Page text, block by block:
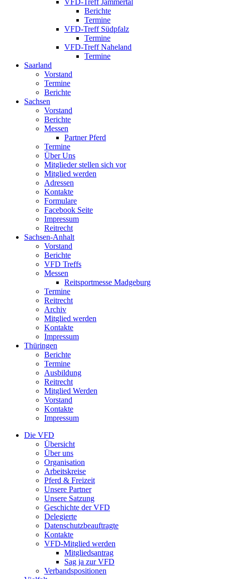
VFD-Treff Jammertal
Berichte
Termine
VFD-Treff Südpfalz
Termine
VFD-Treff Naheland
Termine
Saarland
Vorstand
Termine
Berichte
Sachsen
Vorstand
Berichte
Messen
Partner Pferd
Termine
Über Uns
Mitglieder stellen sich vor
Mitglied werden
Adressen
Kontakte
Formulare
Facebook Seite
Impressum
Reitrecht
Sachsen-Anhalt
Vorstand
Berichte
VFD Treffs
Messen
Reitsportmesse Madgeburg
Termine
Reitrecht
Archiv
Mitglied werden
Kontakte
Impressum
Thüringen
Berichte
Termine
Ausbildung
Reitrecht
Mitglied Werden
Vorstand
Kontakte
Impressum
Die VFD
Übersicht
Über uns
Organisation
Arbeitskreise
Pferd & Freizeit
Unsere Partner
Unsere Satzung
Geschichte der VFD
Delegierte
Datenschutzbeauftragte
Kontakte
VFD-Mitglied werden
Mitgliedsantrag
Sag ja zur VFD
Verbandspositionen